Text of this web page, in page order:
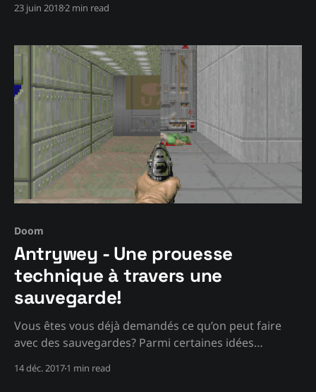
le modifier. Mon but ? Permettre l’intégration de
un meilleur confort
23 juin 20182 min read
Doom
Antrywey - Une prouesse
technique à travers une
sauvegarde!
Vous êtes vous déjà demandés ce qu’on peut faire
avec des sauvegardes? Parmi certaines idées
flemmarde), réaliser des challenges complètement
14 déc. 20171 min read